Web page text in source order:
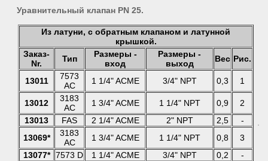
Уравнительный клапан PN 25.
Из латуни, с обратным клапаном и латунной
крышкой.
Заказ-
Nr.
Тип
Размеры -
вход
Размеры -
выход
Вес Рис.
13011
7573
AC
1 1/4" ACME 3/4" NPT 0,3 1
13012
3183
AC
1 3/4" ACME 1 1/4" NPT 0,9
2
13013
FAS 2 1/4" ACME 2" NPT 2,5
-
13069*
3183
AC
1 3/4" ACME 1 1/4" NPT 0,8
3
13077* 7573 D 1 1/4" ACME 3/4" NPT 0,2
-